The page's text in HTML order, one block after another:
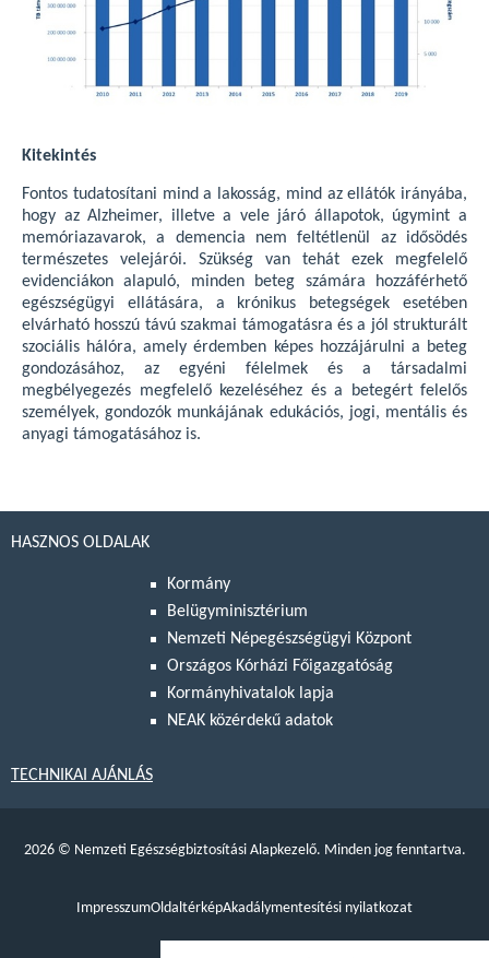
Kitekintés
Fontos tudatosítani mind a lakosság, mind az ellátók irányába,
hogy az Alzheimer, illetve a vele járó állapotok, úgymint a
memóriazavarok, a demencia nem feltétlenül az idősödés
természetes velejárói. Szükség van tehát ezek megfelelő
evidenciákon alapuló, minden beteg számára hozzáférhető
egészségügyi ellátására, a krónikus betegségek esetében
elvárható hosszú távú szakmai támogatásra és a jól strukturált
szociális hálóra, amely érdemben képes hozzájárulni a beteg
gondozásához, az egyéni félelmek és a társadalmi
megbélyegezés megfelelő kezeléséhez és a betegért felelős
személyek, gondozók munkájának edukációs, jogi, mentális és
anyagi támogatásához is.
HASZNOS OLDALAK
Kormány
Belügyminisztérium
Nemzeti Népegészségügyi Központ
Országos Kórházi Főigazgatóság
Kormányhivatalok lapja
NEAK közérdekű adatok
TECHNIKAI AJÁNLÁS
2026 © Nemzeti Egészségbiztosítási Alapkezelő. Minden jog fenntartva.
ImpresszumOldaltérképAkadálymentesítési nyilatkozat